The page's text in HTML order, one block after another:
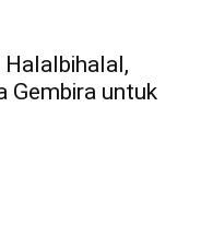
Gembira untuk